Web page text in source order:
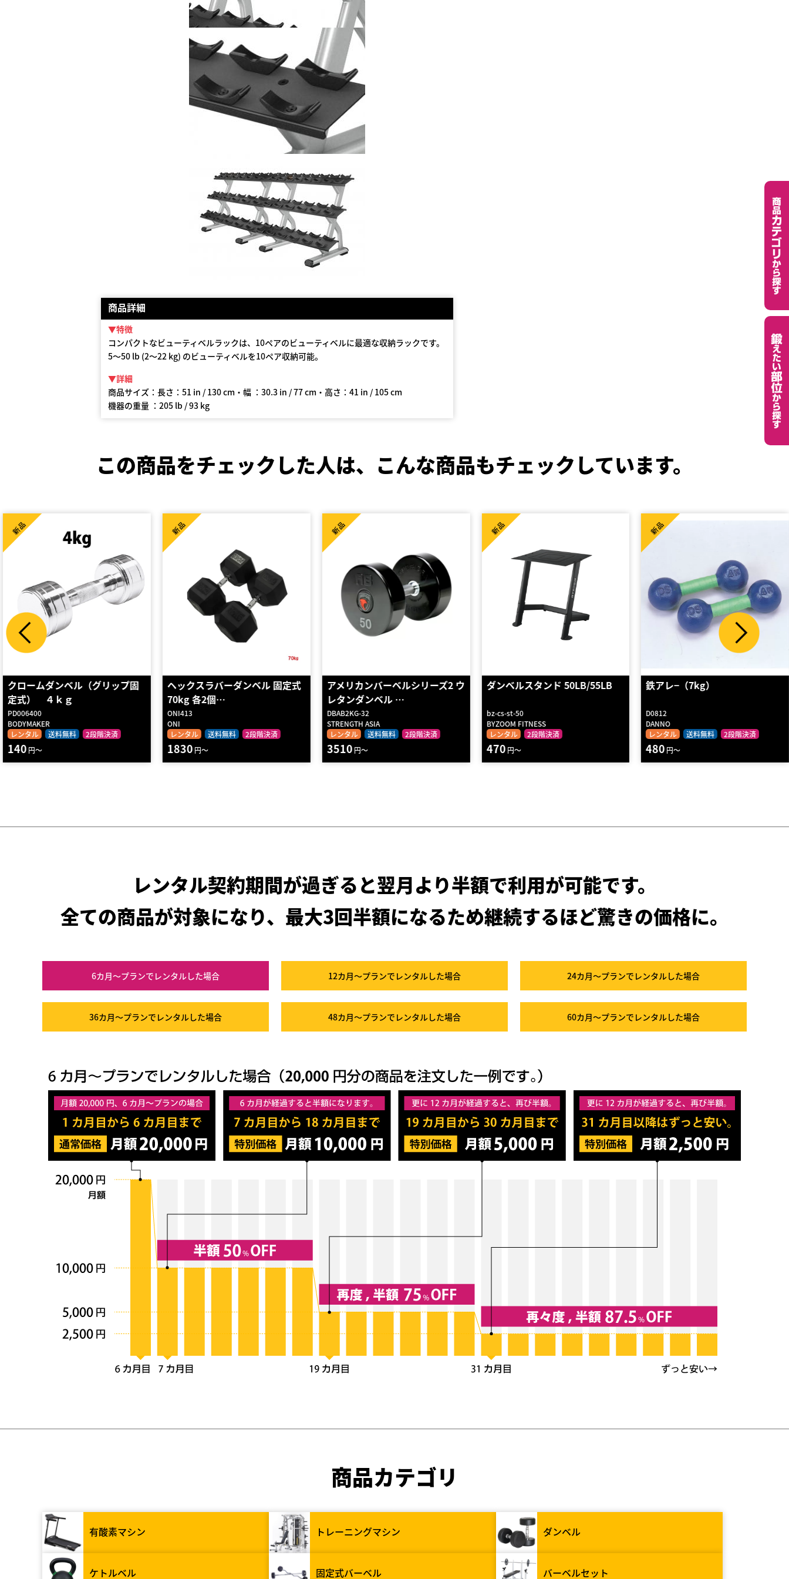
商品詳細
▼特徴
コンパクトなビューティベルラックは、10ペアのビューティベルに最適な収納ラックです。
5～50 lb (2～22 kg) のビューティベルを10ペア収納可能。
▼詳細
商品サイズ：長さ：51 in / 130 cm・幅 ：30.3 in / 77 cm・高さ：41 in / 105 cm
機器の重量 ：205 lb / 93 kg
この商品をチェックした人は、 こんな商品もチェックしています。
ヘックスラバーダンベル 固定式
70kg 各2個…
ONI413
ONI
レンタル
送料無料 2段階決済
新品
1830円～
アメリカンバーベルシリーズ2 ウ
レタンダンベル …
DBAB2KG-32
STRENGTH ASIA
レンタル
送料無料 2段階決済
新品
3510円～
ダンベルスタンド 50LB/55LB
bz-cs-st-50
BYZOOM FITNESS
レンタル
2段階決済
新品
470円～
鉄アレ−（7kg）
D0812
DANNO
レンタル
送料無料
新品
480円～
固定式ダンベル WF 42.5kg
M520
WILD FIT
レンタル
送料無料 2段階決済
新品
770円～
レンタル契約期間が過ぎると翌月より半額で利用が可能です。
全ての商品が対象になり、最大3回半額になるため継続するほど驚きの価格に。
6カ月～プランでレンタルした場合 12カ月～プランでレンタルした場合 24カ月～プランでレンタルした場合
36カ月～プランでレンタルした場合 48カ月～プランでレンタルした場合 60カ月～プランでレンタルした場合
商品カテゴリ
有酸素マシン トレーニングマシン ダンベル
ケトルベル 固定式バーベル バーベルセット